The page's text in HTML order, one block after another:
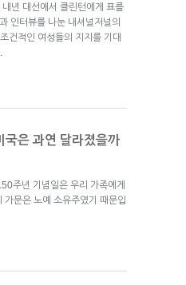
년 대선에서 클린턴에게 표를
인터뷰를 나눈 내셔널저널의
건적인 여성들의 지지를 기대
국은 과연 달라졌을까
주년 기념일은 우리 가족에게
가문은 노예 소유주였기 때문입